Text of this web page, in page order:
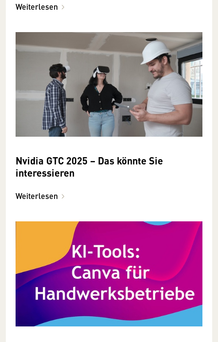
Weiterlesen
Nvidia GTC 2025 – Das könnte Sie
interessieren
Weiterlesen